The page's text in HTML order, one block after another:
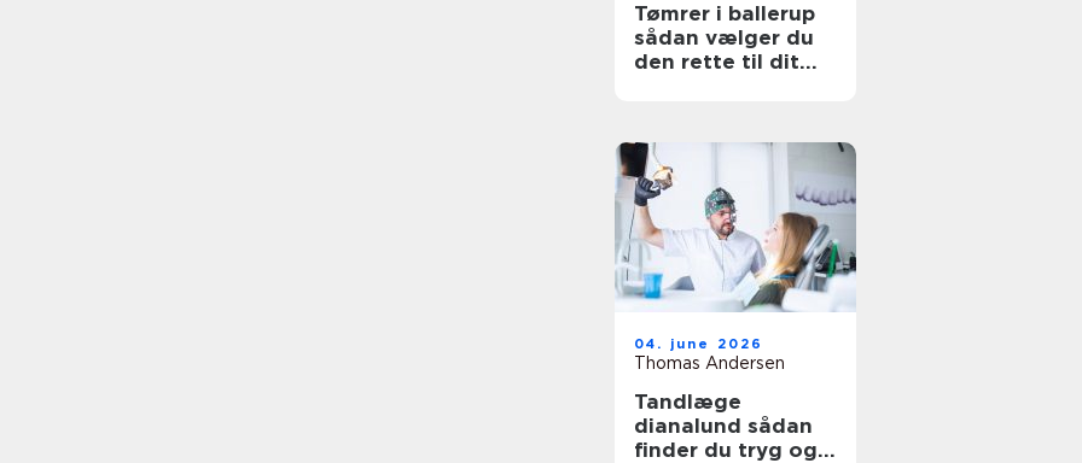
Tømrer i ballerup
sådan vælger du
den rette til dit
04. june 2026
Thomas Andersen
Tandlæge
dianalund sådan
finder du tryg og